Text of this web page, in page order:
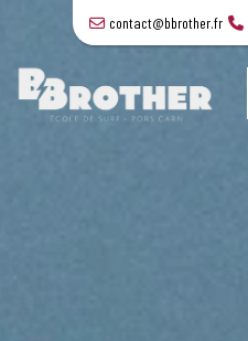
contact@bbrother.fr